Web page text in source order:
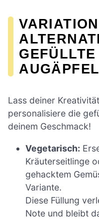
AUGÄPFEL
Lass deiner
personalisiere die
deinem Geschmack!
Vegetarisch:
Kräuterseitlinge
gehacktem
Variante.
Diese Füllung
Note und bleibt